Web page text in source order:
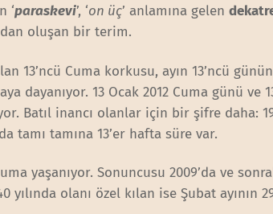
‘paraskevi’, ‘on üç’ anlamına gelen
oluşan bir terim.
13’ncü Cuma korkusu, ayın 13’ncü
13 Ocak 2012 Cuma günü ve
Batıl inancı olanlar için bir şifre daha:
tamı tamına 13’er hafta süre var.
yaşanıyor. Sonuncusu 2009’da ve
yılında olanı özel kılan ise Şubat ayının